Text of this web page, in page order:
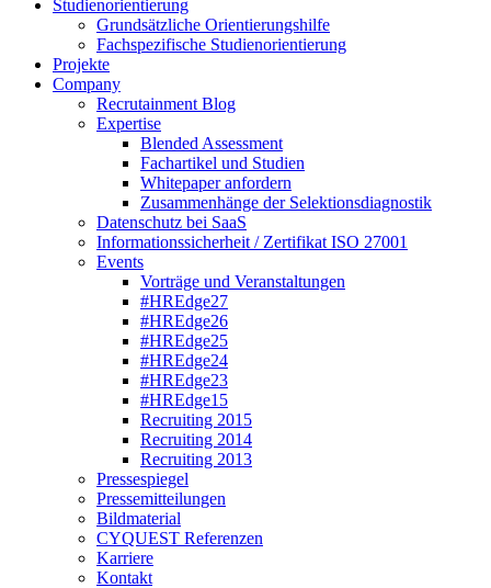
Studienorientierung
Grundsätzliche Orientierungshilfe
Fachspezifische Studienorientierung
Projekte
Company
Recrutainment Blog
Expertise
Blended Assessment
Fachartikel und Studien
Whitepaper anfordern
Zusammenhänge der Selektionsdiagnostik
Datenschutz bei SaaS
Informationssicherheit / Zertifikat ISO 27001
Events
Vorträge und Veranstaltungen
#HREdge27
#HREdge26
#HREdge25
#HREdge24
#HREdge23
#HREdge15
Recruiting 2015
Recruiting 2014
Recruiting 2013
Pressespiegel
Pressemitteilungen
Bildmaterial
CYQUEST Referenzen
Karriere
Kontakt